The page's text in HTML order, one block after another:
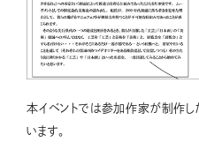
本イベントでは参加作家が制作
います。